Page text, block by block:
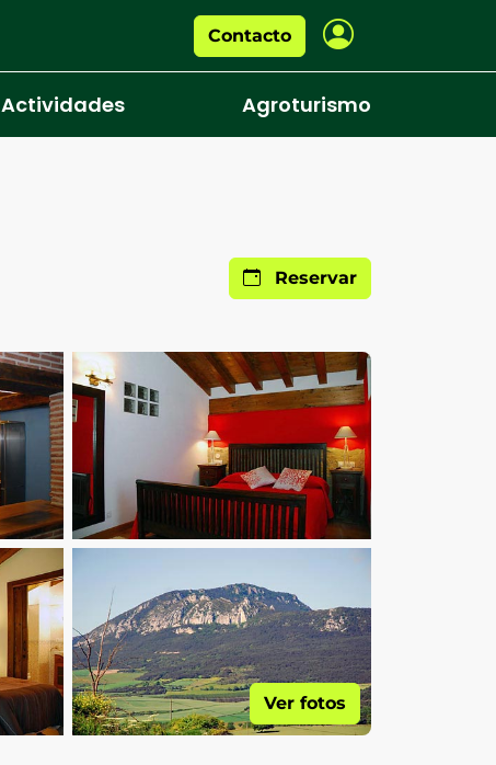
Contacto
Actividades Agroturismo
Reservar
Ver fotos